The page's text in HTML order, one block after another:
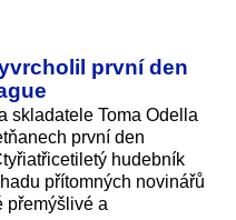
první den
skladatele Toma Odella
první den
hudebník
přítomných novinářů
přemýšlivé a